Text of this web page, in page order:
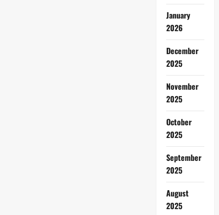
January
2026
December
2025
November
2025
October
2025
September
2025
August
2025